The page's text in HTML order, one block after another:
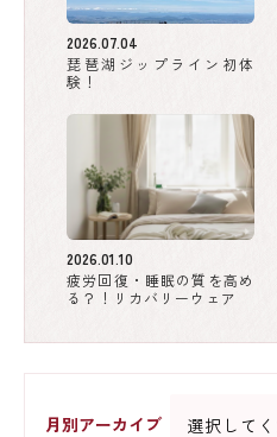
2026.07.04
琵琶湖ジップライン初体
験！
2026.01.10
疲労回復・睡眠の質を高め
る？！リカバリーウェア
月別アーカイブ